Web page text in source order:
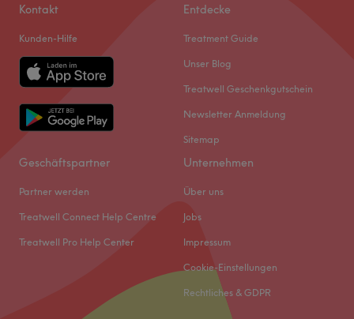
Kontakt
Kunden-Hilfe
Entdecke
Treatment Guide
Unser Blog
Treatwell Geschenkgutschein
Newsletter Anmeldung
Sitemap
Geschäftspartner
Partner werden
Treatwell Connect Help Centre
Treatwell Pro Help Center
Unternehmen
Über uns
Jobs
Impressum
Cookie-Einstellungen
Rechtliches & GDPR